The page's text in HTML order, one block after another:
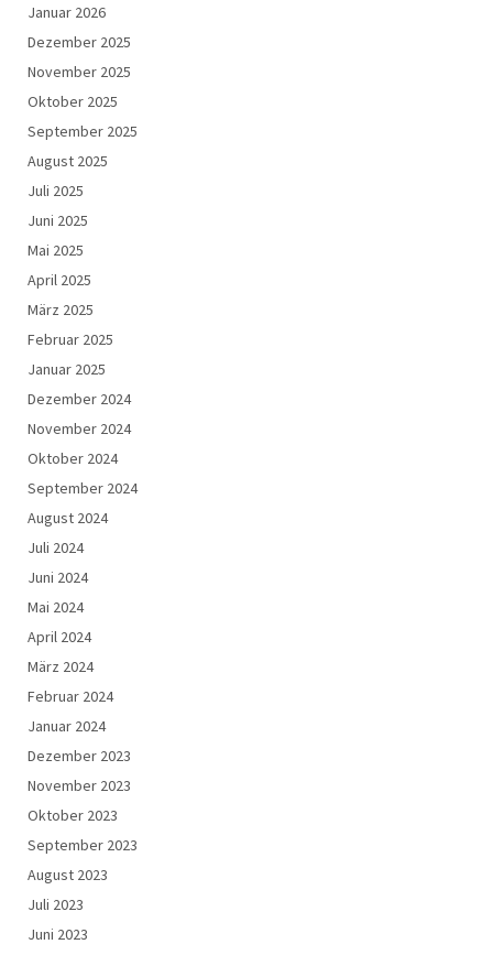
Januar 2026
Dezember 2025
November 2025
Oktober 2025
September 2025
August 2025
Juli 2025
Juni 2025
Mai 2025
April 2025
März 2025
Februar 2025
Januar 2025
Dezember 2024
November 2024
Oktober 2024
September 2024
August 2024
Juli 2024
Juni 2024
Mai 2024
April 2024
März 2024
Februar 2024
Januar 2024
Dezember 2023
November 2023
Oktober 2023
September 2023
August 2023
Juli 2023
Juni 2023